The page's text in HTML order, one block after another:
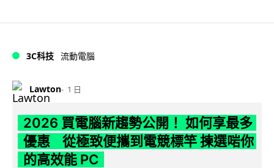
3C科技 流動電腦
Lawton 1 日
2026 買電腦新趨勢公開！ 如何享最多
優惠 從極致便攜到電競標竿 揀選啱你
的高效能 PC